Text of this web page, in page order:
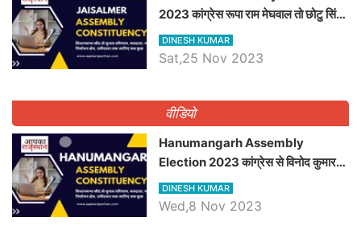
2023 कांग्रेस रूपा राम मेघवाल तो छोटु सिंह
भाटी होंगे भाजपा उम्मीदवार, जानिये जैसलमेर
विधानसभा सीट के ताजा समीकरण
DINESH KUMAR
Sat,25 Nov 2023
वीडियो
Hanumangarh Assembly
Election 2023 कांग्रेस से विनोद कुमार
चौधरी तो अमित चौधरी होंगे भाजपा उम्मीदवार,
जानिये हनुमानगढ़ विधानसभा सीट के ताजा
DINESH KUMAR
Wed,8 Nov 2023